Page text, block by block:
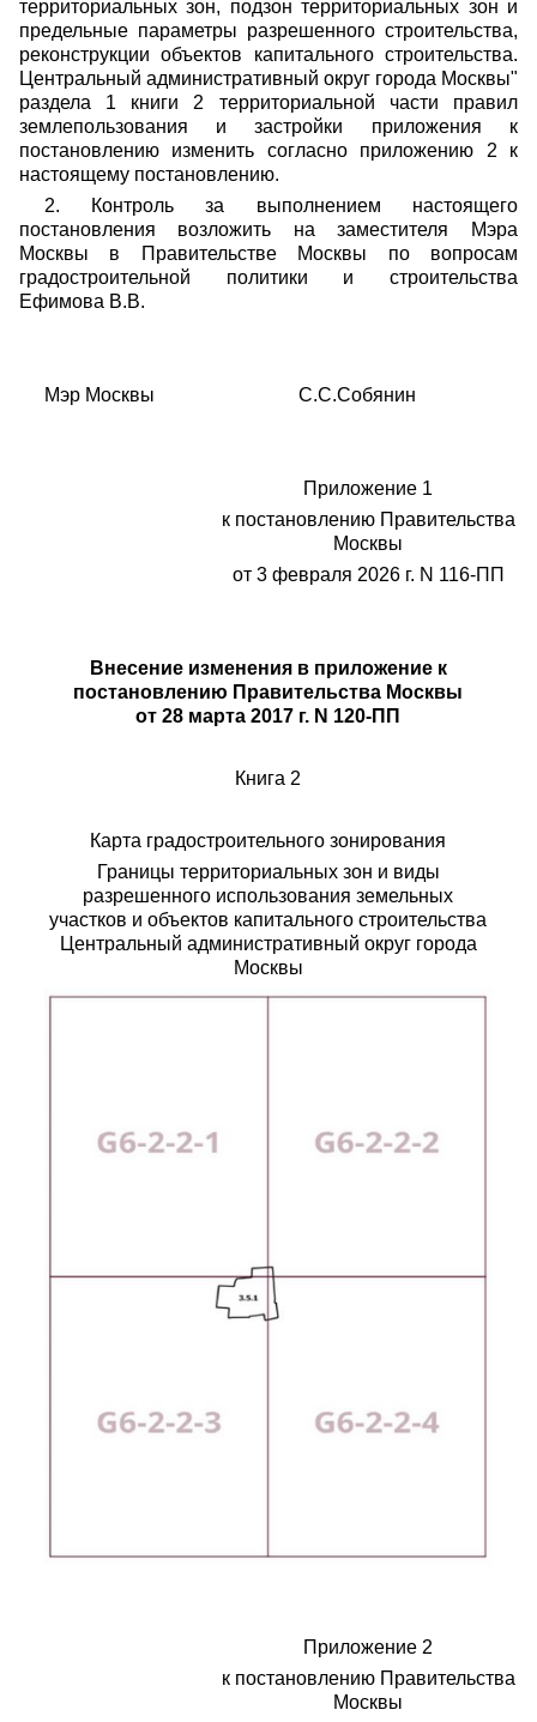
территориальных зон, подзон территориальных зон и
предельные параметры разрешенного строительства,
реконструкции объектов капитального строительства.
Центральный административный округ города Москвы"
раздела 1 книги 2 территориальной части правил
землепользования и застройки приложения к
постановлению изменить согласно приложению 2 к
настоящему постановлению.
2. Контроль за выполнением настоящего
постановления возложить на заместителя Мэра
Москвы в Правительстве Москвы по вопросам
градостроительной политики и строительства
Ефимова В.В.
Мэр Москвы С.С.Собянин
Приложение 1
к постановлению Правительства
Москвы
от 3 февраля 2026 г. N 116-ПП
Внесение изменения в приложение к
постановлению Правительства Москвы
от 28 марта 2017 г. N 120-ПП
Книга 2
Карта градостроительного зонирования
Границы территориальных зон и виды
разрешенного использования земельных
участков и объектов капитального строительства
Центральный административный округ города
Москвы
Приложение 2
к постановлению Правительства
Москвы